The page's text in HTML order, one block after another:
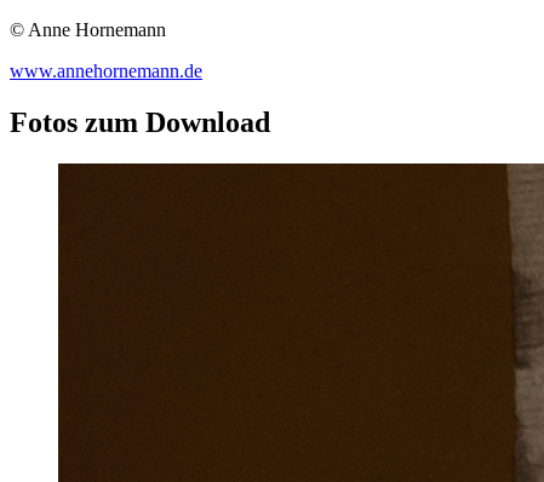
© Anne Hornemann
www.annehornemann.de
Fotos zum Download